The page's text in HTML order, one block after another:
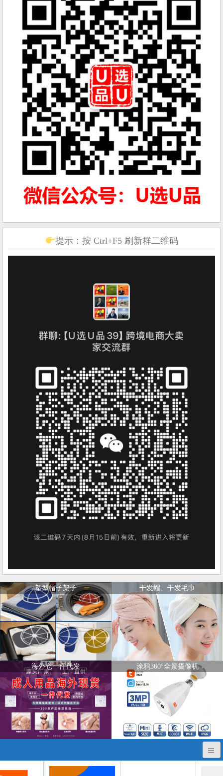
提示：按 Ctrl+F5 刷新群二维码
塑型帽子架子 干发帽、干发毛巾
海外仓一件代发 涂鸦360°全景摄像机